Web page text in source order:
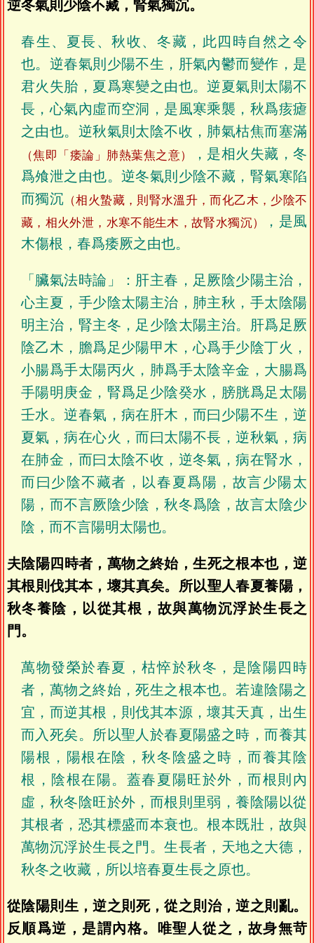
逆冬氣則少陰不藏，腎氣獨沉。
春生、夏長、秋收、冬藏，此四時自然之令
也。逆春氣則少陽不生，肝氣內鬱而變作，是
君火失胎，夏爲寒變之由也。逆夏氣則太陽不
長，心氣內虛而空洞，是風寒乘襲，秋爲痎瘧
之由也。逆秋氣則太陰不收，肺氣枯焦而塞滿
（焦即「痿論」肺熱葉焦之意）
，是相火失藏，冬
爲飧泄之由也。逆冬氣則少陰不藏，腎氣寒陷
而獨沉 （相火蟄藏，則腎水溫升，而化乙木，少陰不
藏，相火外泄，水寒不能生木，故腎水獨沉）
，是風
木傷根，春爲痿厥之由也。
「臟氣法時論」：肝主春，足厥陰少陽主治，
心主夏，手少陰太陽主治，肺主秋，手太陰陽
明主治，腎主冬，足少陰太陽主治。肝爲足厥
陰乙木，膽爲足少陽甲木，心爲手少陰丁火，
小腸爲手太陽丙火，肺爲手太陰辛金，大腸爲
手陽明庚金，腎爲足少陰癸水，膀胱爲足太陽
壬水。逆春氣，病在肝木，而曰少陽不生，逆
夏氣，病在心火，而曰太陽不長，逆秋氣，病
在肺金，而曰太陰不收，逆冬氣，病在腎水，
而曰少陰不藏者，以春夏爲陽，故言少陽太
陽，而不言厥陰少陰，秋冬爲陰，故言太陰少
陰，而不言陽明太陽也。
夫陰陽四時者，萬物之終始，生死之根本也，逆
其根則伐其本，壞其真矣。所以聖人春夏養陽，
秋冬養陰，以從其根，故與萬物沉浮於生長之
門。
萬物發榮於春夏，枯悴於秋冬，是陰陽四時
者，萬物之終始，死生之根本也。若違陰陽之
宜，而逆其根，則伐其本源，壞其天真，出生
而入死矣。所以聖人於春夏陽盛之時，而養其
陽根，陽根在陰，秋冬陰盛之時，而養其陰
根，陰根在陽。蓋春夏陽旺於外，而根則內
虛，秋冬陰旺於外，而根則里弱，養陰陽以從
其根者，恐其標盛而本衰也。根本既壯，故與
萬物沉浮於生長之門。生長者，天地之大德，
秋冬之收藏，所以培春夏生長之原也。
從陰陽則生，逆之則死，從之則治，逆之則亂。
反順爲逆，是謂內格。唯聖人從之，故身無苛